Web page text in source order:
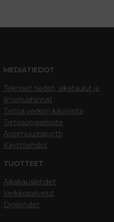
MEDIATIEDOT
Tekniset tiedot, aikataulut ja
ilmoitushinnat
Tietoa verkon kävijöistä
Tietosuojaseloste
Avoimuusraportti
Käyttöehdot
TUOTTEET
Aikakauslehdet
Verkkopalvelut
Digilehdet